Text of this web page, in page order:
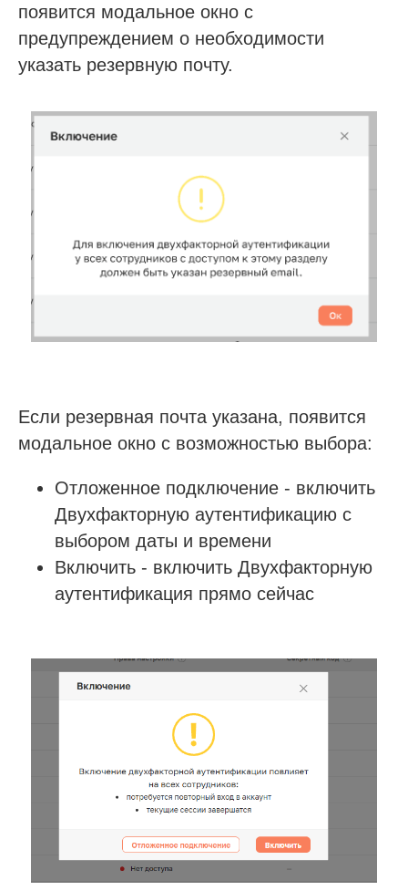
появится модальное окно с
предупреждением о необходимости
указать резервную почту.
Если резервная почта указана, появится
модальное окно с возможностью выбора:
Отложенное подключение - включить
Двухфакторную аутентификацию с
выбором даты и времени
Включить - включить Двухфакторную
аутентификация прямо сейчас